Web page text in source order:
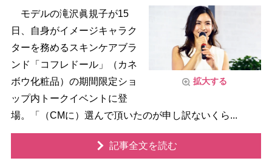
拡大する
モデルの滝沢眞規子が15
日、自身がイメージキャラク
ターを務めるスキンケアブラ
ンド「コフレドール」（カネ
ボウ化粧品）の期間限定ショ
ップ内トークイベントに登
場。「（CMに）選んで頂いたのが申し訳ないくら...
記事全文を読む